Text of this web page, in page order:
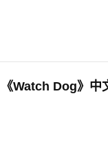
《Watch Dog》中